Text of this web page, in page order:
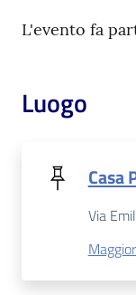
L'evento fa
Luogo
Casa
Via